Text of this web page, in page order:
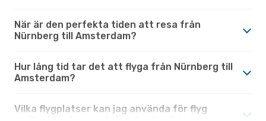
När är den perfekta tiden att resa från
Nürnberg till Amsterdam?
Hur lång tid tar det att flyga från Nürnberg till
Amsterdam?
Vilka flygplatser kan jag använda för flyg